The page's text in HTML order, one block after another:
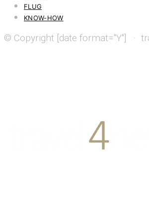
FLUG
KNOW-HOW
© Copyright [date format="Y"] ·